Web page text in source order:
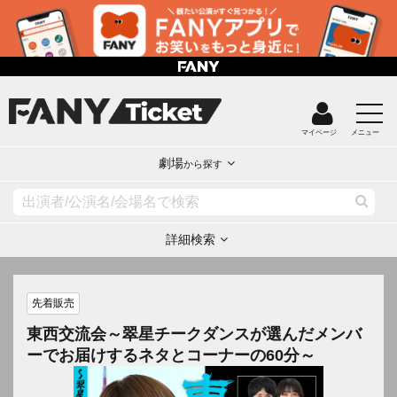
マイページ メニュー
劇場から探す
詳細検索
先着販売
東西交流会～翠星チークダンスが選んだメンバ
ーでお届けするネタとコーナーの60分～